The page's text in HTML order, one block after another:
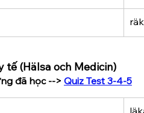
tế (Hälsa och Medicin)
đã học --> Quiz Test 3-4-5